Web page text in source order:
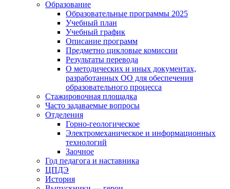
Образование
Образовательные программы 2025
Учебный план
Учебный график
Описание программ
Предметно цикловые комиссии
Результаты перевода
О методических и иных документах,
разработанных ОО для обеспечения
образовательного процесса
Стажировочная площадка
Часто задаваемые вопросы
Отделения
Горно-геологическое
Электромеханическое и информационных
технологий
Заочное
Год педагога и наставника
ЦПДЭ
История